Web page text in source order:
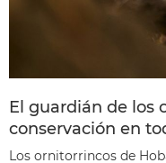
El guardián de los
conservación en
Los ornitorrincos de